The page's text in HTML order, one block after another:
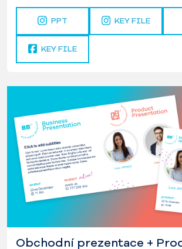
PPT KEY FILE
KEY FILE
Obchodní prezentace +